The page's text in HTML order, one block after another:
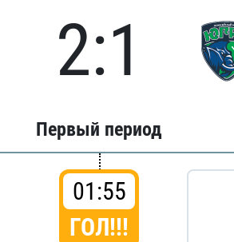
2:1
Первый период
01:55
ГОЛ!!!